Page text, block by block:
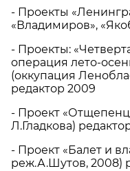
- Проекты
«Владимиров»,
- Проекты:
операция лето-
(оккупация
редактор 2009
- Проект
Л.Гладкова)
- Проект «Балет и
реж.А.Шутов, 2008)